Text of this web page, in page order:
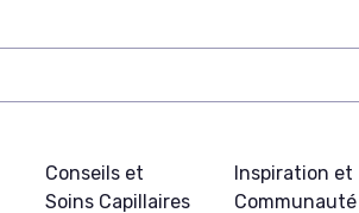
Conseils et
Soins Capillaires
Inspiration et
Communauté